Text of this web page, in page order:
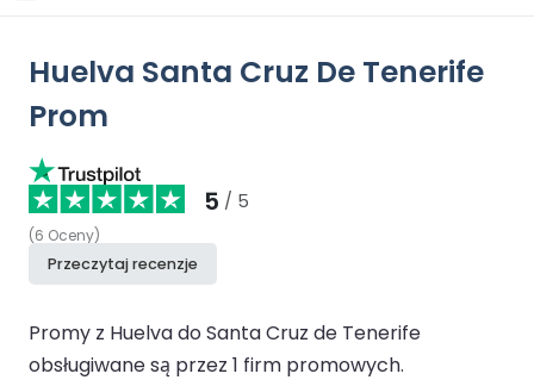
Huelva Santa Cruz De Tenerife
Prom
5 / 5
(6 Oceny)
Przeczytaj recenzje
Promy z Huelva do Santa Cruz de Tenerife
obsługiwane są przez 1 firm promowych.